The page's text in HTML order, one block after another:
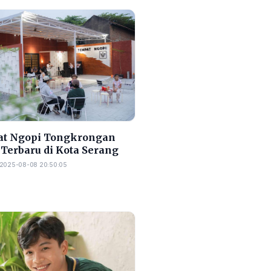
Ngopi Tongkrongan
di Kota Serang
08-08 20:50:05